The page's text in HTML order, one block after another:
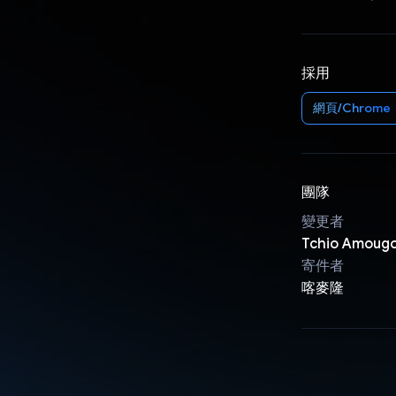
採用
網頁/Chrome
團隊
變更者
Tchio
寄件者
喀麥隆